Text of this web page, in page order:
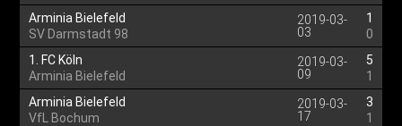
Arminia Bielefeld
SV Darmstadt 98
2019-03-
03
1
0
1. FC Köln
Arminia Bielefeld
2019-03-
09
5
1
Arminia Bielefeld
VfL Bochum
2019-03-
17
3
1